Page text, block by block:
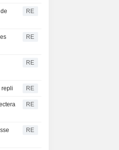
RE
RE
RE
repli RE
RE
RE